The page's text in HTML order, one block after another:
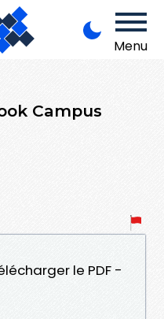
Menu
Campus
le PDF -